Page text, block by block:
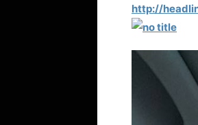
http://